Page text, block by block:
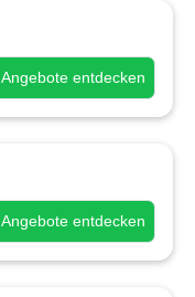
Angebote entdecken
Angebote entdecken